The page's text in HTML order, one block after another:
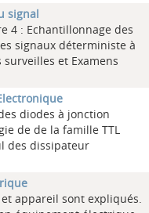
signal
4 : Echantillonnage des
signaux déterministe à
et Examens
diodes à jonction
de de la famille TTL
des dissipateur
appareil sont expliqués.